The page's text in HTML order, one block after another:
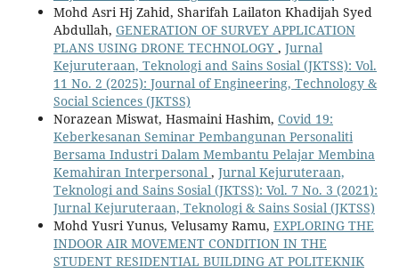
Mohd Asri Hj Zahid, Sharifah Lailaton Khadijah Syed
Abdullah, GENERATION OF SURVEY APPLICATION
PLANS USING DRONE TECHNOLOGY , Jurnal
Kejuruteraan, Teknologi and Sains Sosial (JKTSS): Vol.
11 No. 2 (2025): Journal of Engineering, Technology &
Social Sciences (JKTSS)
Norazean Miswat, Hasmaini Hashim, Covid 19:
Keberkesanan Seminar Pembangunan Personaliti
Bersama Industri Dalam Membantu Pelajar Membina
Kemahiran Interpersonal , Jurnal Kejuruteraan,
Teknologi and Sains Sosial (JKTSS): Vol. 7 No. 3 (2021):
Jurnal Kejuruteraan, Teknologi & Sains Sosial (JKTSS)
Mohd Yusri Yunus, Velusamy Ramu, EXPLORING THE
INDOOR AIR MOVEMENT CONDITION IN THE
STUDENT RESIDENTIAL BUILDING AT POLITEKNIK